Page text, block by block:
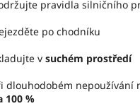
pravidla silničního
po chodníku
v suchém prostředí
dlouhodobém nepoužívání
100 %